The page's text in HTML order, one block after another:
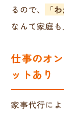
るので、
「
なんて家庭も
仕事のオ
ットあり
家事代行に